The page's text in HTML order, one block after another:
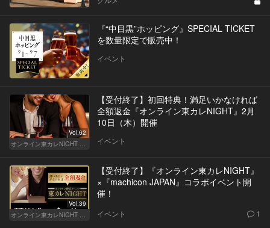
『“中目黒”ホッピング』SPECIAL TICKET
を数量限定で販売中！
イベント
Vol.62
オンライン東カレNIGHT イベント募集
【受付終了】初回特典！満足いかなければ
全額返金『オンライン東カレNIGHT』2月
10日（木）開催
イベント
Vol.39
オンライン東カレNIGHT イベント募集
【受付終了】『オンライン東カレNIGHT』
×『machicon JAPAN』コラボイベント開
催！
イベント 1